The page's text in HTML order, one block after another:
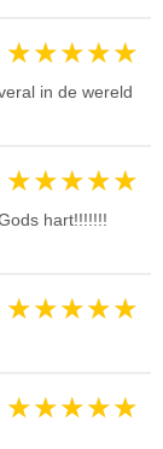
★★★★★
in de wereld
★★★★★
hart!!!!!!!
★★★★★
★★★★★